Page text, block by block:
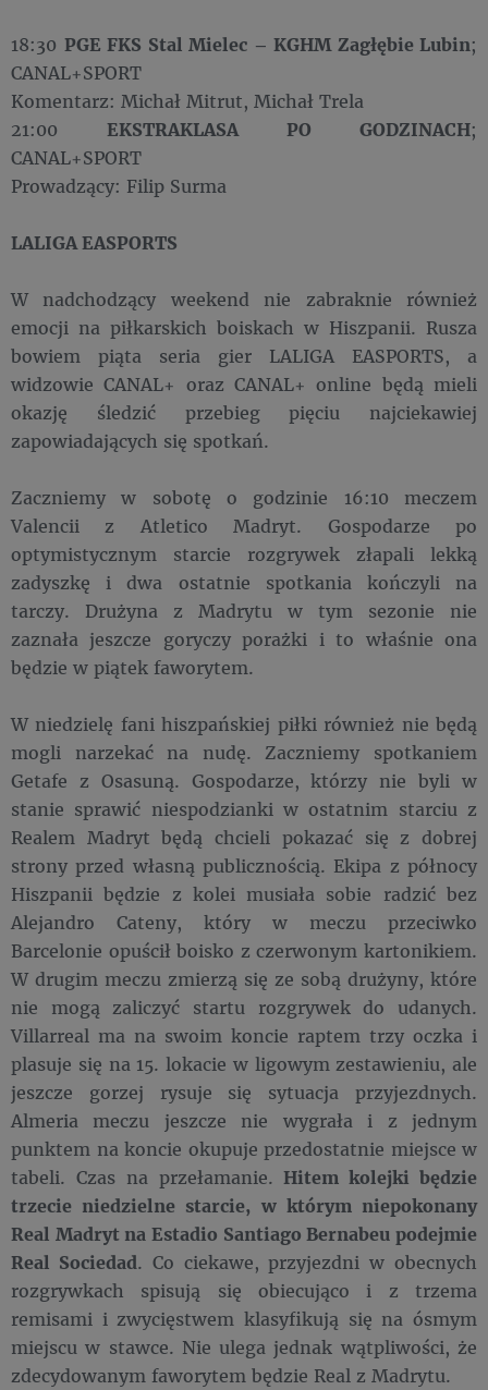
18:30 PGE FKS Stal Mielec – KGHM Zagłębie Lubin;
CANAL+SPORT
Komentarz: Michał Mitrut, Michał Trela
21:00 EKSTRAKLASA PO GODZINACH;
CANAL+SPORT
Prowadzący: Filip Surma
LALIGA EASPORTS
W nadchodzący weekend nie zabraknie również
emocji na piłkarskich boiskach w Hiszpanii. Rusza
bowiem piąta seria gier LALIGA EASPORTS, a
widzowie CANAL+ oraz CANAL+ online będą mieli
okazję śledzić przebieg pięciu najciekawiej
zapowiadających się spotkań.
Zaczniemy w sobotę o godzinie 16:10 meczem
Valencii z Atletico Madryt. Gospodarze po
optymistycznym starcie rozgrywek złapali lekką
zadyszkę i dwa ostatnie spotkania kończyli na
tarczy. Drużyna z Madrytu w tym sezonie nie
zaznała jeszcze goryczy porażki i to właśnie ona
będzie w piątek faworytem.
W niedzielę fani hiszpańskiej piłki również nie będą
mogli narzekać na nudę. Zaczniemy spotkaniem
Getafe z Osasuną. Gospodarze, którzy nie byli w
stanie sprawić niespodzianki w ostatnim starciu z
Realem Madryt będą chcieli pokazać się z dobrej
strony przed własną publicznością. Ekipa z północy
Hiszpanii będzie z kolei musiała sobie radzić bez
Alejandro Cateny, który w meczu przeciwko
Barcelonie opuścił boisko z czerwonym kartonikiem.
W drugim meczu zmierzą się ze sobą drużyny, które
nie mogą zaliczyć startu rozgrywek do udanych.
Villarreal ma na swoim koncie raptem trzy oczka i
plasuje się na 15. lokacie w ligowym zestawieniu, ale
jeszcze gorzej rysuje się sytuacja przyjezdnych.
Almeria meczu jeszcze nie wygrała i z jednym
punktem na koncie okupuje przedostatnie miejsce w
tabeli. Czas na przełamanie.Hitem kolejki będzie
trzecie niedzielne starcie, w którym niepokonany
Real Madryt na Estadio Santiago Bernabeu podejmie
Real Sociedad. Co ciekawe, przyjezdni w obecnych
rozgrywkach spisują się obiecująco i z trzema
remisami i zwycięstwem klasyfikują się na ósmym
miejscu w stawce. Nie ulega jednak wątpliwości, że
zdecydowanym faworytem będzie Real z Madrytu.